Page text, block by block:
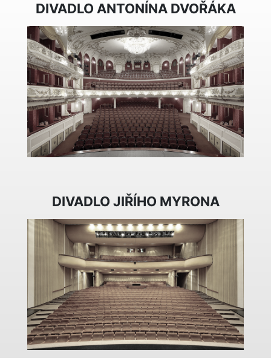
DIVADLO ANTONÍNA DVOŘÁKA
DIVADLO JIŘÍHO MYRONA